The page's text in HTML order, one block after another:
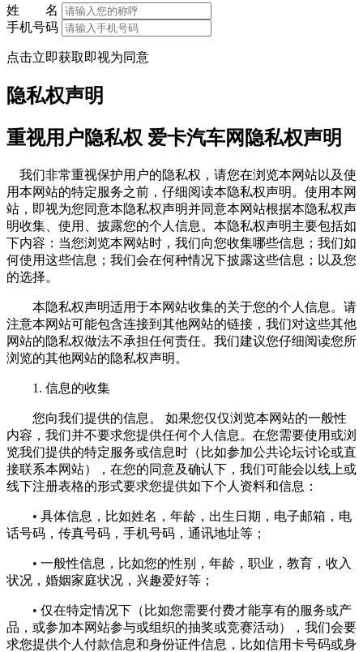
姓 名
手机号码
点击立即获取即视为同意
隐私权声明
重视用户隐私权 爱卡汽车网隐私权声明
我们非常重视保护用户的隐私权，请您在浏览本网站以及使
用本网站的特定服务之前，仔细阅读本隐私权声明。使用本网
站，即视为您同意本隐私权声明并同意本网站根据本隐私权声
明收集、使用、披露您的个人信息。本隐私权声明主要包括如
下内容：当您浏览本网站时，我们向您收集哪些信息；我们如
何使用这些信息；我们会在何种情况下披露这些信息；以及您
的选择。
本隐私权声明适用于本网站收集的关于您的个人信息。请
注意本网站可能包含连接到其他网站的链接，我们对这些其他
网站的隐私权做法不承担任何责任。我们建议您仔细阅读您所
浏览的其他网站的隐私权声明。
1. 信息的收集
您向我们提供的信息。 如果您仅仅浏览本网站的一般性
内容，我们并不要求您提供任何个人信息。在您需要使用或浏
览我们提供的特定服务或信息时（比如参加公共论坛讨论或直
接联系本网站），在您的同意及确认下，我们可能会以线上或
线下注册表格的形式要求您提供如下个人资料和信息：
• 具体信息，比如姓名，年龄，出生日期，电子邮箱，电
话号码，传真号码，手机号码，通讯地址等；
• 一般性信息，比如您的性别，年龄，职业，教育，收入
状况，婚姻家庭状况，兴趣爱好等；
• 仅在特定情况下（比如您需要付费才能享有的服务或产
品，或参加本网站参与或组织的抽奖或竞赛活动），我们会要
求您提供个人付款信息和身份证件信息，比如信用卡号码或身